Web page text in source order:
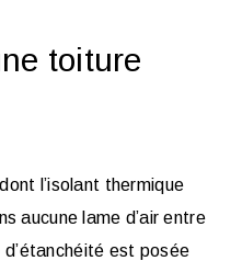
toiture
l’isolant thermique
aucune lame d’air entre
d’étanchéité est posée